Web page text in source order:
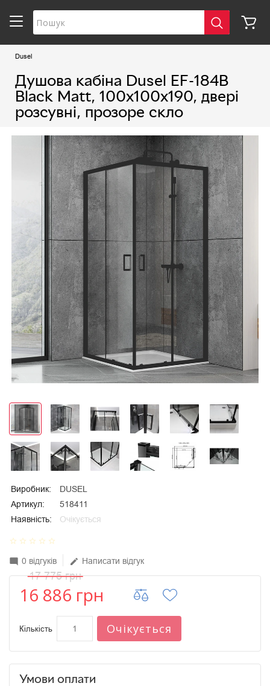
Dusel
Душова кабіна Dusel EF-184B
Black Matt, 100х100х190, двері
розсувні, прозоре скло
Виробник:
DUSEL
Артикул:
518411
Наявність:
Очікується
star_border star_border star_border star_border star_border
mode_comment 0 відгуків edit Написати відгук
17 775 грн
16 886 грн
Кількість Очікується
Умови оплати